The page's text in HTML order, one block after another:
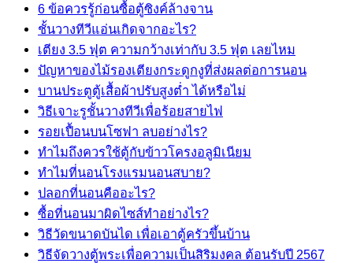
6 ข้อควรรู้ก่อนซื้อตู้ซิงค์ล้างจาน
ชั้นวางทีวีแอ่นเกิดจากอะไร?
เตียง 3.5 ฟุต ความกว้างเท่ากับ 3.5 ฟุต เลยไหม
ปัญหาของไม้รองเตียงกระดูกงูที่ส่งผลต่อการนอน
บานประตูตู้เสื้อผ้าปรับสูงต่ำ ได้หรือไม่
วิธีเจาะรูชั้นวางทีวีเพื่อร้อยสายไฟ
รอยเปื้อนบนโซฟา ลบอย่างไร?
ทำไมถึงควรใช้ตู้กับข้าวโครงอลูมิเนียม
ทำไมที่นอนโรงแรมนอนสบาย?
ปลอกที่นอนคืออะไร?
ซื้อที่นอนมาผิดไซส์ทำอย่างไร?
วิธีวัดขนาดบันได เพื่อเอาตู้ครัวขึ้นบ้าน
วิธีจัดวางตู้พระเพื่อความเป็นสิริมงคล ต้อนรับปี 2567